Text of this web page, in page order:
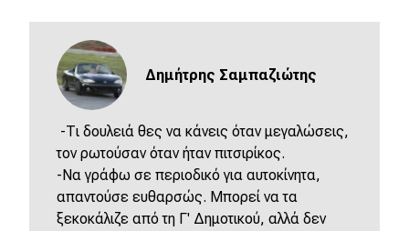
Δημήτρης Σαμπαζιώτης
-Τι δουλειά θες να κάνεις όταν μεγαλώσεις,
τον ρωτούσαν όταν ήταν πιτσιρίκος.
-Να γράφω σε περιοδικό για αυτοκίνητα,
απαντούσε ευθαρσώς. Μπορεί να τα
ξεκοκάλιζε από τη Γ' Δημοτικού, αλλά δεν